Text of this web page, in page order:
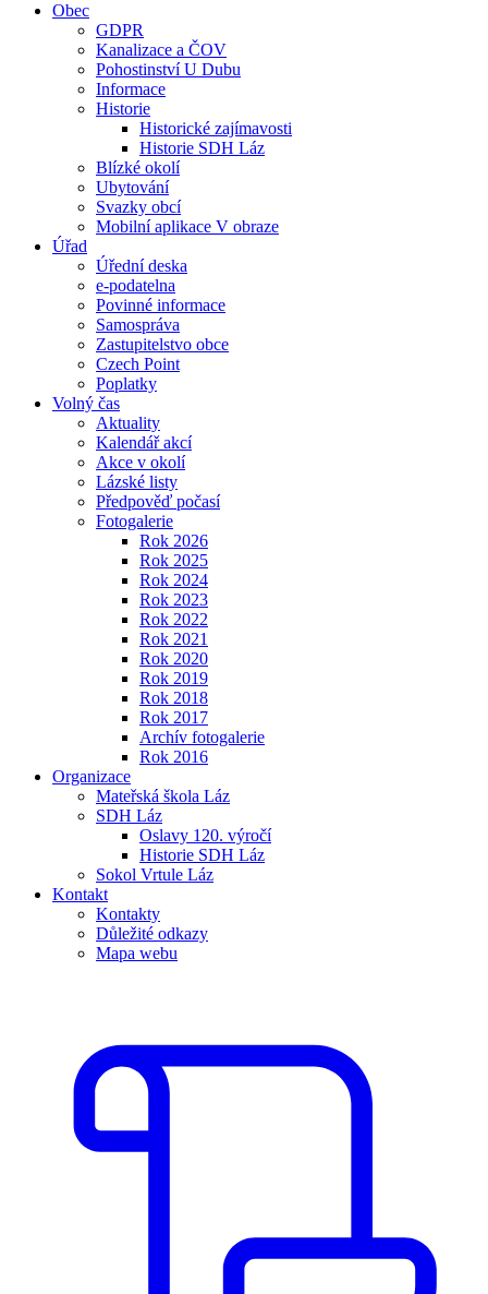
Obec
GDPR
Kanalizace a ČOV
Pohostinství U Dubu
Informace
Historie
Historické zajímavosti
Historie SDH Láz
Blízké okolí
Ubytování
Svazky obcí
Mobilní aplikace V obraze
Úřad
Úřední deska
e-podatelna
Povinné informace
Samospráva
Zastupitelstvo obce
Czech Point
Poplatky
Volný čas
Aktuality
Kalendář akcí
Akce v okolí
Lázské listy
Předpověď počasí
Fotogalerie
Rok 2026
Rok 2025
Rok 2024
Rok 2023
Rok 2022
Rok 2021
Rok 2020
Rok 2019
Rok 2018
Rok 2017
Archív fotogalerie
Rok 2016
Organizace
Mateřská škola Láz
SDH Láz
Oslavy 120. výročí
Historie SDH Láz
Sokol Vrtule Láz
Kontakt
Kontakty
Důležité odkazy
Mapa webu